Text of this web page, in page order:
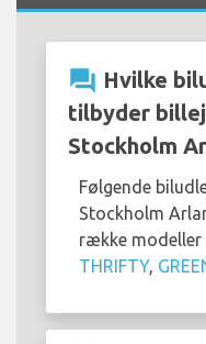
question_answer Hvilke
tilbyder
Stockholm
Følgende
Stockholm
række modeller
THRIFTY,